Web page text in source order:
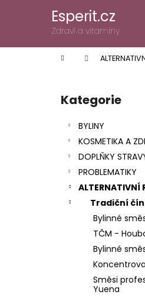
Esperit.cz
Zdraví a vitamíny
Domů
Přeskočit
kategorie
Kategorie
BYLINY
KOSMETIKA A
DOPLŇKY
PROBLEMATIKY
ALTERNATIVNÍ
Tradiční
Bylinné
TČM -
Bylinné
Směsi
Yuena
í
Zpět
do
Zpět
do